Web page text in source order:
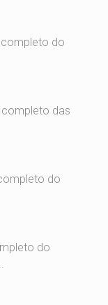
completo do
completo das
do
do